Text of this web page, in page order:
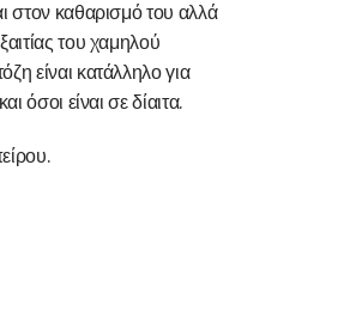
στον καθαρισμό του αλλά
του χαμηλού
είναι κατάλληλο για
όσοι είναι σε δίαιτα.